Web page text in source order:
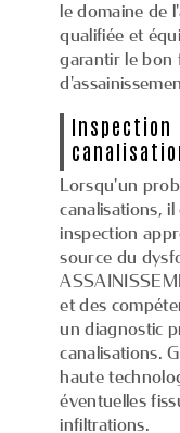
le domaine de
qualifiée et
garantir le bon
Inspection
Lorsqu'un
canalisations,
inspection
source du
et des
un diagnostic
canalisations.
haute
éventuelles
infiltrations.